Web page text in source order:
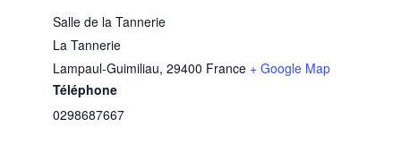
Salle de la Tannerie
La Tannerie
Lampaul-Guimiliau, 29400 France + Google Map
Téléphone
0298687667